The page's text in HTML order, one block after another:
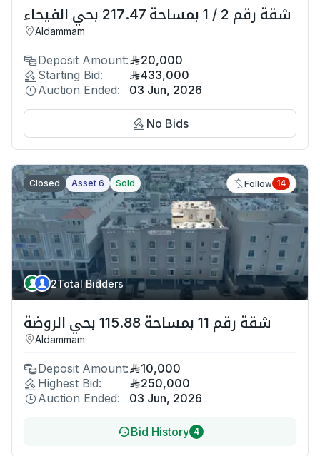
شقة رقم 2 / 1 بمساحة 217.47 بحي الفيحاء
Aldammam
Deposit Amount:
20,000
Starting Bid:
433,000
Auction Ended:
03 Jun, 2026
No Bids
Closed Asset 6 Sold Follow 14
2Total Bidders
شقة رقم 11 بمساحة 115.88 بحي الروضة
Aldammam
Deposit Amount:
10,000
Highest Bid:
250,000
Auction Ended:
03 Jun, 2026
Bid History 4